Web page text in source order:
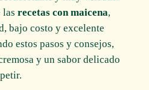
lasrecetas con maicena,
bajo costo y excelente
estos pasos y consejos,
y un sabor delicado